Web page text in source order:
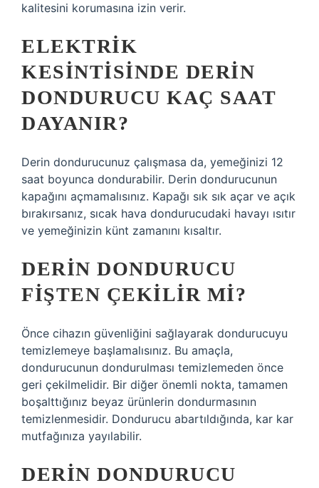
kalitesini korumasına izin verir.
ELEKTRIK
KESINTISINDE DERIN
DONDURUCU KAÇ SAAT
DAYANIR?
Derin dondurucunuz çalışmasa da, yemeğinizi 12
saat boyunca dondurabilir. Derin dondurucunun
kapağını açmamalısınız. Kapağı sık sık açar ve açık
bırakırsanız, sıcak hava dondurucudaki havayı ısıtır
ve yemeğinizin künt zamanını kısaltır.
DERIN DONDURUCU
FIŞTEN ÇEKILIR MI?
Önce cihazın güvenliğini sağlayarak dondurucuyu
temizlemeye başlamalısınız. Bu amaçla,
dondurucunun dondurulması temizlemeden önce
geri çekilmelidir. Bir diğer önemli nokta, tamamen
boşalttığınız beyaz ürünlerin dondurmasının
temizlenmesidir. Dondurucu abartıldığında, kar kar
mutfağınıza yayılabilir.
DERIN DONDURUCU